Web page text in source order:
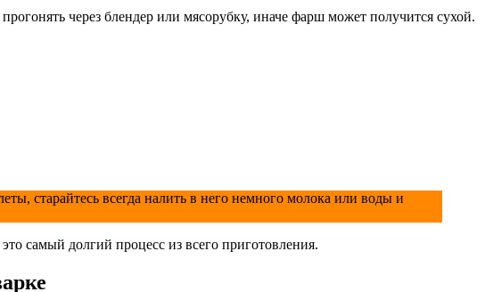
через блендер или мясорубку, иначе фарш может получится сухой.
старайтесь всегда налить в него немного молока или воды и
самый долгий процесс из всего приготовления.